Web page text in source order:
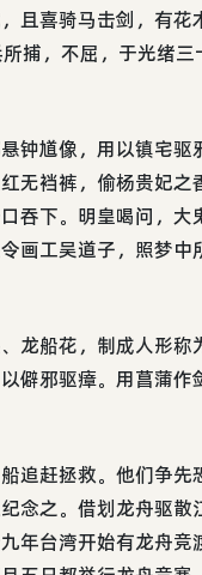
且喜骑马击剑，有花
捕，不屈，于光绪三
钟馗像，用以镇宅驱
无裆裤，偷杨贵妃之
吞下。明皇喝问，大
画工吴道子，照梦中
龙船花，制成人形称
僻邪驱瘴。用菖蒲作
追赶拯救。他们争先
念之。借划龙舟驱散
年台湾开始有龙舟竞